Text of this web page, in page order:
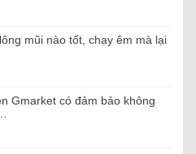
mũi nào tốt, chạy êm mà lại
Gmarket có đảm bảo không